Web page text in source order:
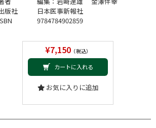
版社
日本医事新報社
9784784902859
¥7,150（税込）
カートに入れる
お気に入りに追加